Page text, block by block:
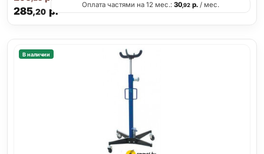
285,20р.
Оплата частями на 12 мес.: 30,92 р. / мес.
В наличии